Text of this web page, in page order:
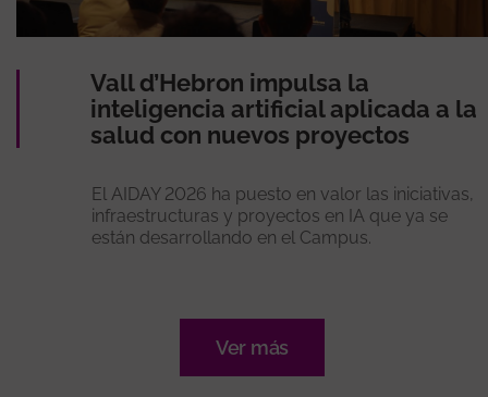
Vall d’Hebron impulsa la
inteligencia artificial aplicada a la
salud con nuevos proyectos
El AIDAY 2026 ha puesto en valor las iniciativas,
infraestructuras y proyectos en IA que ya se
están desarrollando en el Campus.
Ver más